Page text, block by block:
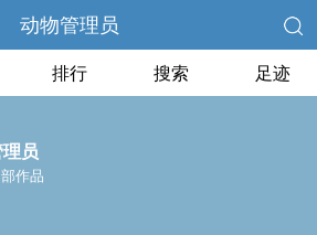
动物管理员
排行 搜索 足迹
员
作品